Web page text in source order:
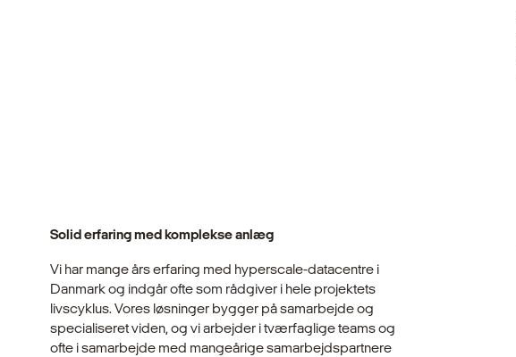
Solid erfaring med komplekse anlæg
Vi har mange års erfaring med hyperscale-datacentre i
Danmark og indgår ofte som rådgiver i hele projektets
livscyklus. Vores løsninger bygger på samarbejde og
specialiseret viden, og vi arbejder i tværfaglige teams og
ofte i samarbejde med mangeårige samarbejdspartnere